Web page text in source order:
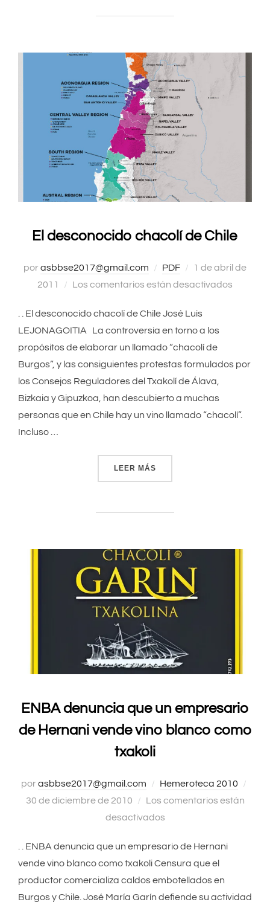
El desconocido chacolí de Chile
porasbbse2017@gmail.com PDF
Publicado
el
1 de abril de
2011
Los comentarios están desactivados
. . El desconocido chacolí de Chile José Luis
LEJONAGOITIA La controversia en torno a los
propósitos de elaborar un llamado “chacolí de
Burgos”, y las consiguientes protestas formulados por
los Consejos Reguladores del Txakolí de Álava,
Bizkaia y Gipuzkoa, han descubierto a muchas
personas que en Chile hay un vino llamado “chacolí”.
Incluso …
LEER MÁS
ENBA denuncia que un empresario
de Hernani vende vino blanco como
txakoli
porasbbse2017@gmail.com Hemeroteca 2010
30 de diciembre de 2010
Los comentarios están
desactivados
. . ENBA denuncia que un empresario de Hernani
vende vino blanco como txakoli Censura que el
productor comercializa caldos embotellados en
Burgos y Chile. José María Garín defiende su actividad